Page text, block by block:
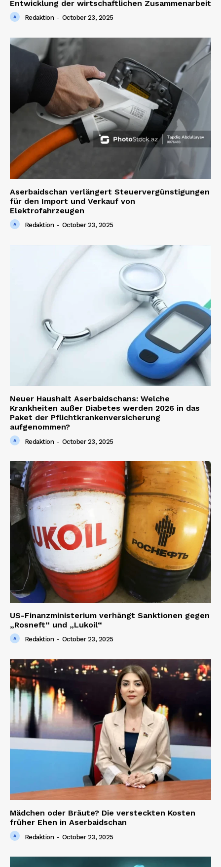
News Week
Magazine PRO
Entwicklung der wirtschaftlichen Zusammenarbeit
Redaktion - October 23, 2025
Aserbaidschan verlängert Steuervergünstigungen
für den Import und Verkauf von
Elektrofahrzeugen
Redaktion - October 23, 2025
Neuer Haushalt Aserbaidschans: Welche
Krankheiten außer Diabetes werden 2026 in das
Paket der Pflichtkrankenversicherung
aufgenommen?
Redaktion - October 23, 2025
US-Finanzministerium verhängt Sanktionen gegen
„Rosneft“ und „Lukoil“
Redaktion - October 23, 2025
Mädchen oder Bräute? Die versteckten Kosten
früher Ehen in Aserbaidschan
Redaktion - October 23, 2025